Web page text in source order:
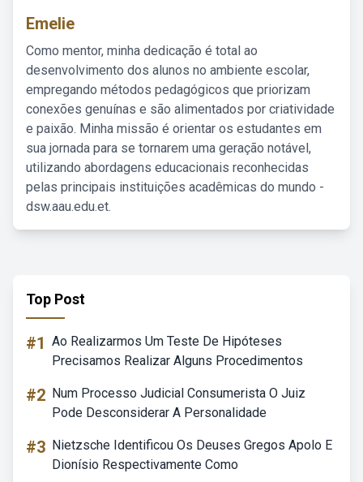
Emelie
Como mentor, minha dedicação é total ao
desenvolvimento dos alunos no ambiente escolar,
empregando métodos pedagógicos que priorizam
conexões genuínas e são alimentados por criatividade
e paixão. Minha missão é orientar os estudantes em
sua jornada para se tornarem uma geração notável,
utilizando abordagens educacionais reconhecidas
pelas principais instituições acadêmicas do mundo -
dsw.aau.edu.et.
Top Post
#1 Ao Realizarmos Um Teste De Hipóteses
Precisamos Realizar Alguns Procedimentos
#2 Num Processo Judicial Consumerista O Juiz
Pode Desconsiderar A Personalidade
#3 Nietzsche Identificou Os Deuses Gregos Apolo E
Dionísio Respectivamente Como